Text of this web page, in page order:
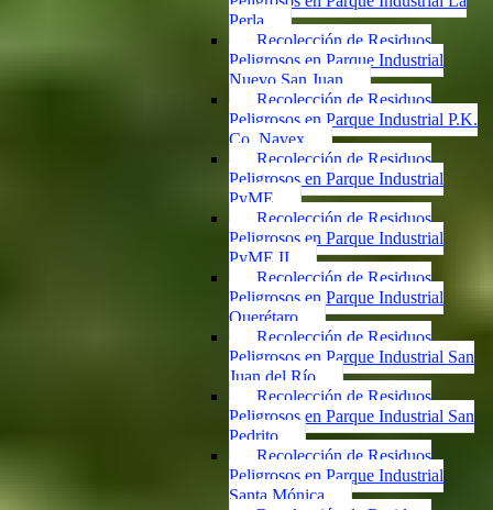
Perla
Recolección de Residuos
Peligrosos en Parque Industrial
Nuevo San Juan
Recolección de Residuos
Peligrosos en Parque Industrial P.K.
Co. Navex
Recolección de Residuos
Peligrosos en Parque Industrial
PyME
Recolección de Residuos
Peligrosos en Parque Industrial
PyME II
Recolección de Residuos
Peligrosos en Parque Industrial
Querétaro
Recolección de Residuos
Peligrosos en Parque Industrial San
Juan del Río
Recolección de Residuos
Peligrosos en Parque Industrial San
Pedrito
Recolección de Residuos
Peligrosos en Parque Industrial
Santa Mónica